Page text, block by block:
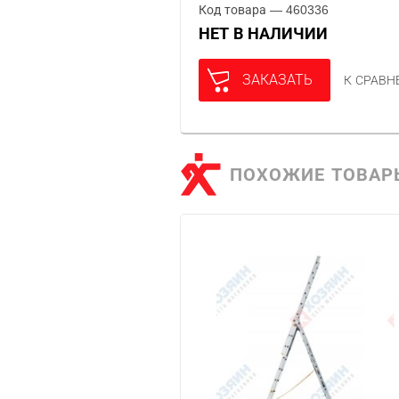
Код товара — 460336
НЕТ В НАЛИЧИИ
ЗАКАЗАТЬ К
ПОХОЖИЕ